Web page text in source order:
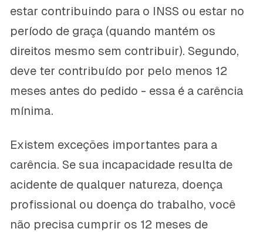
estar contribuindo para o INSS ou estar no
período de graça (quando mantém os
direitos mesmo sem contribuir). Segundo,
deve ter contribuído por pelo menos 12
meses antes do pedido - essa é a carência
mínima.
Existem exceções importantes para a
carência. Se sua incapacidade resulta de
acidente de qualquer natureza, doença
profissional ou doença do trabalho, você
não precisa cumprir os 12 meses de